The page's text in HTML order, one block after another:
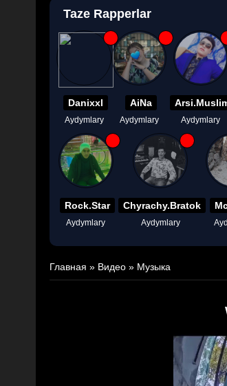
Taze Rapperlar
Danixxl
Aydymlary
AiNa
Aydymlary Aydymlary
Rock.Star
Aydymlary
Chyrachy.Bratok
Aydymlary
Главная » Видео » Музыка